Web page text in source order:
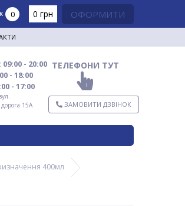
0 0 грн ОФОРМИТИ
- 20:00
- 18:00
- 17:00
вул.
дорога 15А
ТЕЛЕФОНИ ТУТ
ЗАМОВИТИ ДЗВІНОК
400мл